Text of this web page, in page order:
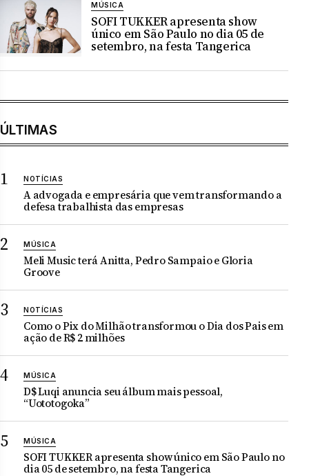
MÚSICA
SOFI TUKKER apresenta show
único em São Paulo no dia 05 de
setembro, na festa Tangerica
ÚLTIMAS
NOTÍCIAS
A advogada e empresária que vem transformando a
defesa trabalhista das empresas
MÚSICA
Meli Music terá Anitta, Pedro Sampaio e Gloria
Groove
NOTÍCIAS
Como o Pix do Milhão transformou o Dia dos Pais em
ação de R$ 2 milhões
MÚSICA
D$ Luqi anuncia seu álbum mais pessoal,
“Uototogoka”
MÚSICA
SOFI TUKKER apresenta show único em São Paulo no
dia 05 de setembro, na festa Tangerica